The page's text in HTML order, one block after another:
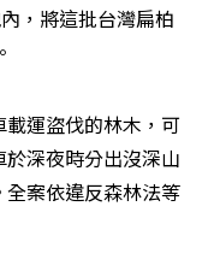
，將這批台灣扁柏
運盜伐的林木，可
深夜時分出沒深山
案依違反森林法等